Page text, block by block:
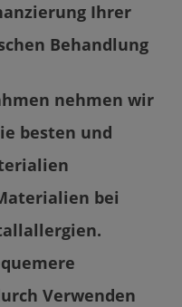
Ihrer
Behandlung
nehmen wir
besten und
bei
Verwenden